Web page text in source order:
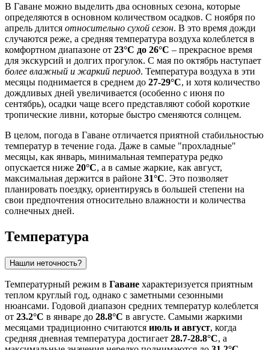
В Гаване можно выделить два основных сезона, которые
определяются в основном количеством осадков. С ноября по
апрель длится относительно сухой сезон. В это время дожди
случаются реже, а средняя температура воздуха колеблется в
комфортном диапазоне от 23°C до 26°C – прекрасное время
для экскурсий и долгих прогулок. С мая по октябрь наступает
более влажный и жаркий период. Температура воздуха в эти
месяцы поднимается в среднем до 27-29°C, и хотя количество
дождливых дней увеличивается (особенно с июня по
сентябрь), осадки чаще всего представляют собой короткие
тропические ливни, которые быстро сменяются солнцем.
В целом, погода в Гаване отличается приятной стабильностью
температур в течение года. Даже в самые "прохладные"
месяцы, как январь, минимальная температура редко
опускается ниже 20°C, а в самые жаркие, как август,
максимальная держится в районе 31°C. Это позволяет
планировать поездку, ориентируясь в большей степени на
свои предпочтения относительно влажности и количества
солнечных дней.
Температура
Нашли неточность?
Температурный режим в Гаване характеризуется приятным
теплом круглый год, однако с заметными сезонными
нюансами. Годовой диапазон средних температур колеблется
от 23.2°C в январе до 28.8°C в августе. Самыми жаркими
месяцами традиционно считаются июль и август, когда
средняя дневная температура достигает 28.7-28.8°C, а